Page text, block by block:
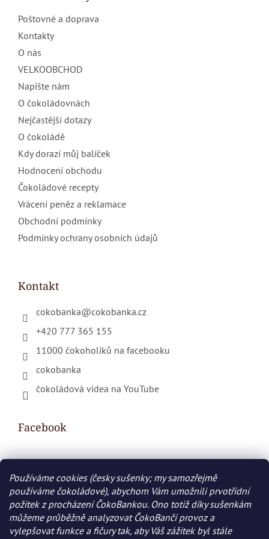
Používáme cookies (česky sušenky; my samozřejmě
používáme čokoládové), abychom Vám umožnili prvotřídní
požitek z procházení ČokoBankou. Ono totiž díky sušenkám
můžeme průběžně analyzovat ČokoBančí provoz a
vylepšovat funkce a fičury tak, aby Váš zážitek byl stále
Poštovné a doprava
Kontakty
O nás
VELKOOBCHOD
Napište nám
O čokoládovnách
Nejčastější dotazy
O čokoládě
Kdy dorazí můj balíček
Hodnocení obchodu
Čokoládové recepty
Vrácení peněz a reklamace
Obchodní podmínky
Podmínky ochrany osobních údajů
Kontakt
cokobanka@cokobanka.cz
+420 777 365 155
11000 čokoholiků na facebooku
cokobanka
čokoládová videa na YouTube
Facebook
Nákupní košík
0KS /0 KČ